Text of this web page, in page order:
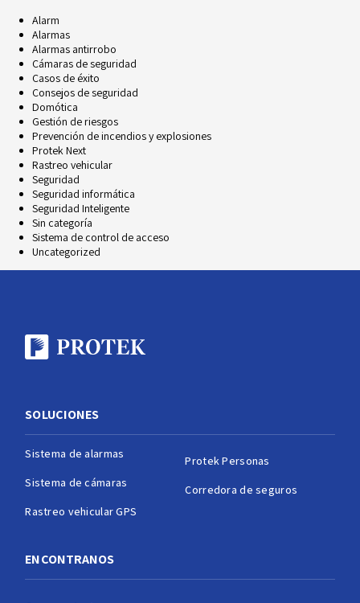
Alarm
Alarmas
Alarmas antirrobo
Cámaras de seguridad
Casos de éxito
Consejos de seguridad
Domótica
Gestión de riesgos
Prevención de incendios y explosiones
Protek Next
Rastreo vehicular
Seguridad
Seguridad informática
Seguridad Inteligente
Sin categoría
Sistema de control de acceso
Uncategorized
SOLUCIONES
Sistema de alarmas
Sistema de cámaras
Rastreo vehicular GPS
Protek Personas
Corredora de seguros
ENCONTRANOS